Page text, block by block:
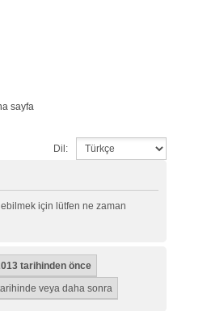
sayfa
Dil:
için lütfen ne zaman